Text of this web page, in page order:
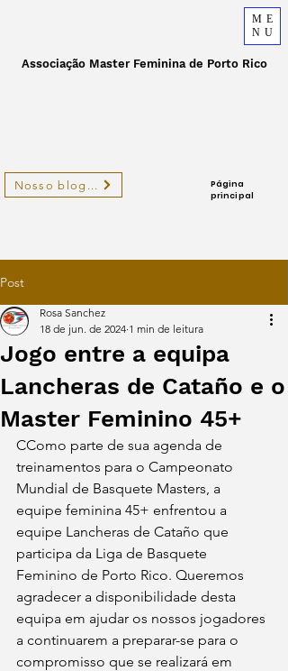
ME
NU
Associação Master Feminina de Porto Rico
Nosso blog...
Página
principal
Post
Jogo entre a equipa
Lancheras de Cataño e o
Master Feminino 45+
Rosa Sanchez
18 de jun. de 2024 1 min de leitura
CComo parte de sua agenda de
treinamentos para o Campeonato
Mundial de Basquete Masters, a
equipe feminina 45+ enfrentou a
equipe Lancheras de Cataño que
participa da Liga de Basquete
Feminino de Porto Rico. Queremos
agradecer a disponibilidade desta
equipa em ajudar os nossos jogadores
a continuarem a preparar-se para o
compromisso que se realizará em